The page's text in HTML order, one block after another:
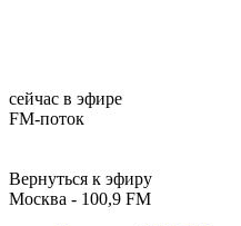
сейчас в эфире
FM-поток
Вернуться к эфиру
Москва - 100,9 FM